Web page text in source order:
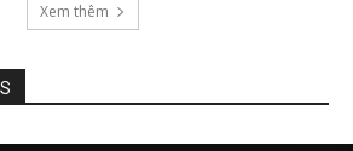
Xem thêm